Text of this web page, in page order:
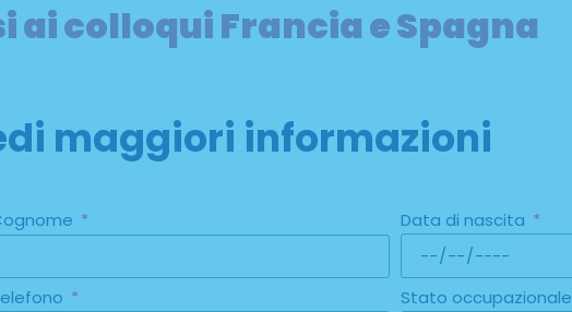
ai colloqui Francia e Spagna
maggiori informazioni
Data di nascita
Stato occupazionale